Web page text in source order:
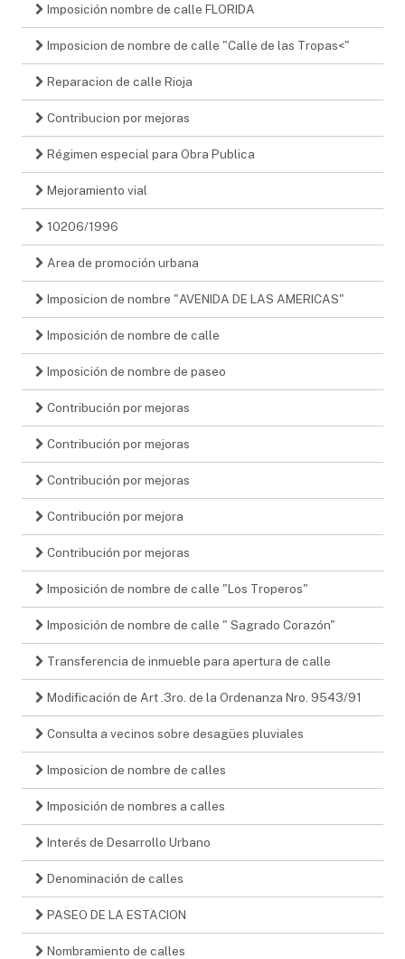
Imposición nombre de calle FLORIDA
Imposicion de nombre de calle "Calle de las Tropas<"
Reparacion de calle Rioja
Contribucion por mejoras
Régimen especial para Obra Publica
Mejoramiento vial
10206/1996
Area de promoción urbana
Imposicion de nombre "AVENIDA DE LAS AMERICAS"
Imposición de nombre de calle
Imposición de nombre de paseo
Contribución por mejoras
Contribución por mejoras
Contribución por mejoras
Contribución por mejora
Contribución por mejoras
Imposición de nombre de calle "Los Troperos"
Imposición de nombre de calle " Sagrado Corazón"
Transferencia de inmueble para apertura de calle
Modificación de Art .3ro. de la Ordenanza Nro. 9543/91
Consulta a vecinos sobre desagües pluviales
Imposicion de nombre de calles
Imposición de nombres a calles
Interés de Desarrollo Urbano
Denominación de calles
PASEO DE LA ESTACION
Nombramiento de calles